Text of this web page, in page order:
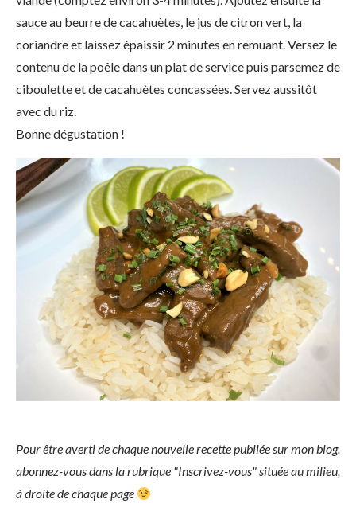
sauce au beurre de cacahuètes, le jus de citron vert, la
coriandre et laissez épaissir 2 minutes en remuant. Versez le
contenu de la poêle dans un plat de service puis parsemez de
ciboulette et de cacahuètes concassées. Servez aussitôt
avec du riz.
Bonne dégustation !
Pour être averti de chaque nouvelle recette publiée sur mon blog,
abonnez-vous dans la rubrique "Inscrivez-vous" située au milieu,
à droite de chaque page